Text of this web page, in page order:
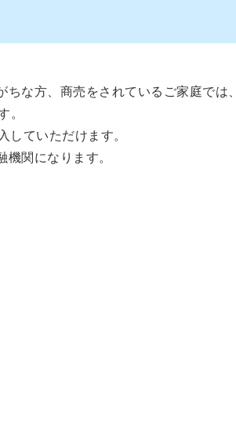
な方、商売をされているご家庭では、
。
ていただけます。
関になります。